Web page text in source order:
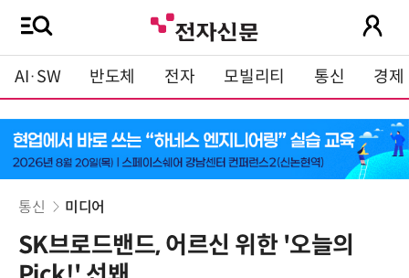
AI·SW 반도체 전자 모빌리티 통신 경제
통신 미디어
SK브로드밴드, 어르신 위한 '오늘의